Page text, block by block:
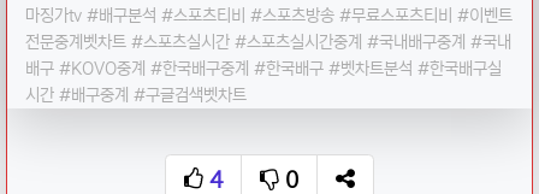
마징가tv #배구분석 #스포츠티비 #스포츠방송 #무료스포츠티비 #이벤트
전문중계벳차트 #스포츠실시간 #스포츠실시간중계 #국내배구중계 #국내
배구 #KOVO중계 #한국배구중계 #한국배구 #벳차트분석 #한국배구실
시간 #배구중계 #구글검색벳차트
4
0